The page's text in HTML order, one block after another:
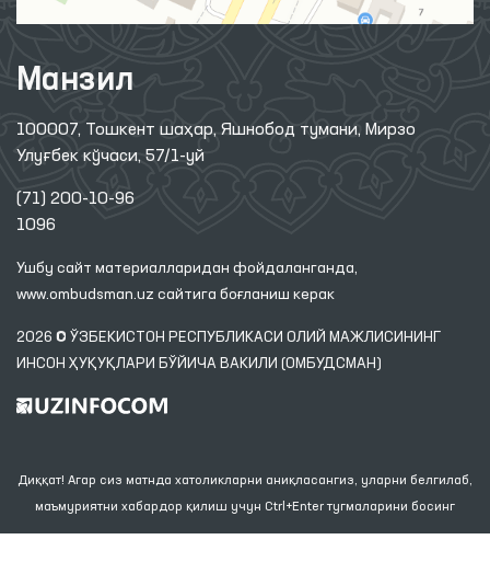
Манзил
100007, Тошкент шаҳар, Яшнобод тумани, Мирзо
Улуғбек кўчаси, 57/1-уй
(71) 200-10-96
1096
Ушбу сайт материалларидан фойдаланганда,
www.ombudsman.uz сайтига боғланиш керак
2026 © ЎЗБЕКИСТОН РЕСПУБЛИКАСИ ОЛИЙ МАЖЛИСИНИНГ
ИНСОН ҲУҚУҚЛАРИ БЎЙИЧА ВАКИЛИ (ОМБУДСМАН)
Диққат! Агар сиз матнда хатоликларни аниқласангиз, уларни белгилаб,
маъмуриятни хабардор қилиш учун Ctrl+Enter тугмаларини босинг